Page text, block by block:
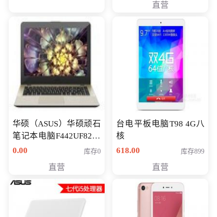
直营
华硕（ASUS）华硕顽石
笔记本电脑F442UF8250
八代独显轻薄办公商务
0.00 库存0
直营
台电平板电脑T98 4G八
核
618.00
库存899
直营